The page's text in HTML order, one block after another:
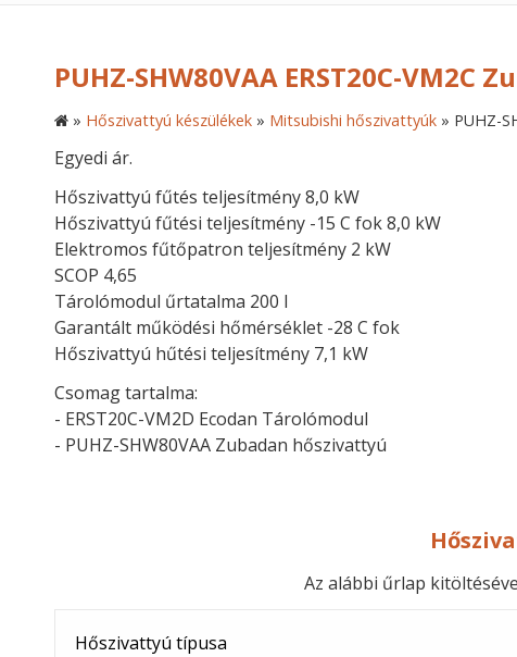
PUHZ-SHW80VAA ERST20C-
» Hőszivattyú készülékek » Mitsubishi hőszivattyúk » PUHZ-
Egyedi ár.
Hőszivattyú fűtés teljesítmény 8,0 kW
Hőszivattyú fűtési teljesítmény -15 C fok 8,0 kW
Elektromos fűtőpatron teljesítmény 2 kW
SCOP 4,65
Tárolómodul űrtatalma 200 l
Garantált működési hőmérséklet -28 C fok
Hőszivattyú hűtési teljesítmény 7,1 kW
Csomag tartalma:
- ERST20C-VM2D Ecodan Tárolómodul
- PUHZ-SHW80VAA Zubadan hőszivattyú
Az alábbi űrlap
-
Hőszivattyú típusa